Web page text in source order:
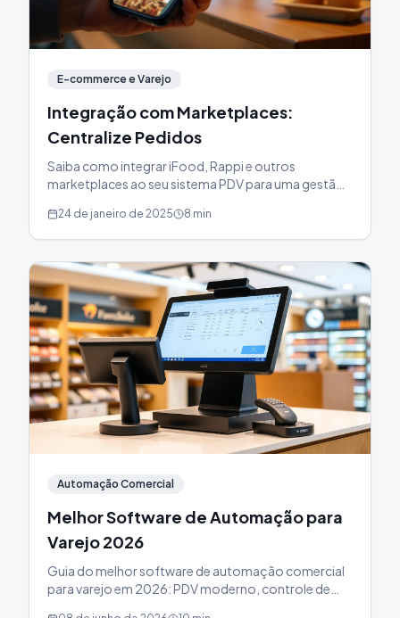
E-commerce e Varejo
Integração com Marketplaces:
Centralize Pedidos
Saiba como integrar iFood, Rappi e outros
marketplaces ao seu sistema PDV para uma gestão
24 de janeiro de 2025 8 min
Automação Comercial
Melhor Software de Automação para
Varejo 2026
Guia do melhor software de automação comercial
para varejo em 2026: PDV moderno, controle de